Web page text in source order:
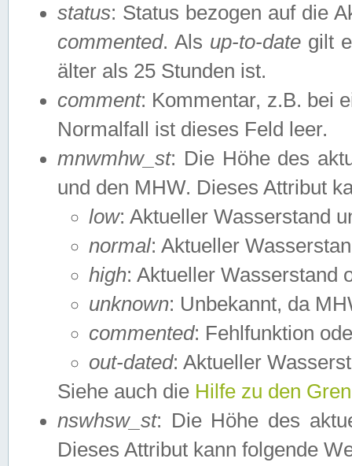
status: Status bezogen auf die
commented. Als up-to-date gilt
älter als 25 Stunden ist.
comment: Kommentar, z.B. bei
Normalfall ist dieses Feld leer.
mnwmhw_st: Die Höhe des
und den MHW. Dieses Attribut
low: Aktueller Wasserstand
normal: Aktueller
high: Aktueller Wasserstand
unknown: Unbekannt, da
commented: Fehlfunktion
out-dated: Aktueller
Siehe auch die Hilfe zu den
nswhsw_st: Die Höhe des
Dieses Attribut kann folgende